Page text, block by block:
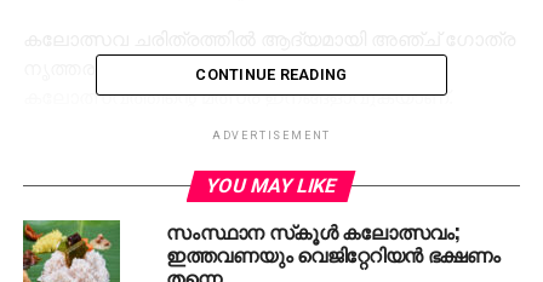
നൃത്തരൂപങ്ങള്‍കൂടി ഈ വര്‍ഷത്തെ
കലോത്സവത്തിന്റെ മത്സര ഇനങ്ങളാവുകയാണ്.
മംഗലംകളി, പണിയനൃത്തം, പളിയ നൃത്തം, മലപുലയ
ഉള്‍പ്പെടുത്തിയ തദ്ദേശീയ നൃത്തരൂപങ്ങള്‍.
കാസര്‍ഗോഡ് ജില്ലയിലെ കാഞ്ഞങ്ങാട് നിന്ന്
ആരംഭിച്ച് എല്ലാ ജില്ലകളിലൂടെയും പ്രയാണം
CONTINUE READING
ADVERTISEMENT
YOU MAY LIKE
സംസ്ഥാന സ്‌കൂൾ കലോത്സവം;
ഇത്തവണയും വെജിറ്റേറിയൻ ഭക്ഷണം